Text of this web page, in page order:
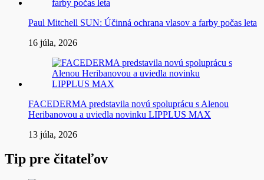
Paul Mitchell SUN: Účinná ochrana vlasov a farby počas leta
16 júla, 2026
FACEDERMA predstavila novú spoluprácu s Alenou
Heribanovou a uviedla novinku LIPPLUS MAX
13 júla, 2026
Tip pre čitateľov